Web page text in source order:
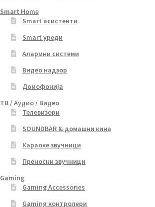
Smart Home
Smart асистенти
Smart уреди
Алармни системи
Видео надзор
Домофонија
ТВ / Аудио / Видео
Телевизори
SOUNDBAR & домашни кина
Караоке звучници
Преносни звучници
Gaming
Gaming Accessories
Gaming контролери